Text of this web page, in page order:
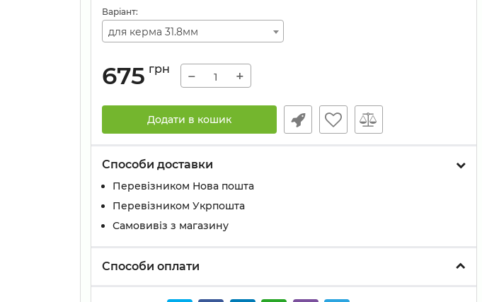
Варіант:
для керма 31.8мм
675 грн − +
Додати в кошик
Способи доставки
Перевізником Нова пошта
Перевізником Укрпошта
Самовивіз з магазину
Способи оплати